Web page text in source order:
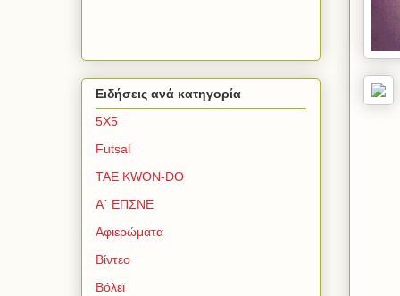
Ειδήσεις ανά κατηγορία
5Χ5
Futsal
TAE KWON-DO
Α΄ ΕΠΣΝΕ
Αφιερώματα
Βίντεο
Βόλεϊ